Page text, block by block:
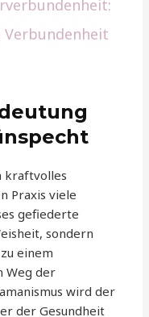
kraftvolles
Praxis viele
gefiederte
sondern
einem
Weg der
wird der
der Gesundheit